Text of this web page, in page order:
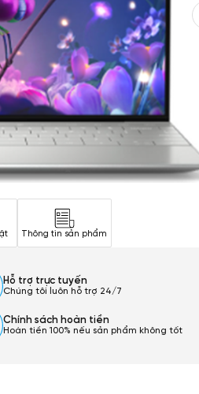
Thông tin sản phẩm
Hỗ trợ trực tuyến
Chúng tôi luôn hỗ trợ 24/7
Chính sách hoàn tiền
Hoàn tiền 100% nếu sản phẩm không tốt